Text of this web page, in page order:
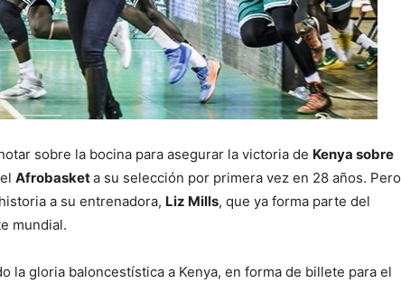
sobre la bocina para asegurar la victoria de Kenya sobre
Afrobasketa su selección por primera vez en 28 años. Pero
a su entrenadora, Liz Mills, que ya forma parte del
mundial.
la gloria baloncestística a Kenya, en forma de billete para el